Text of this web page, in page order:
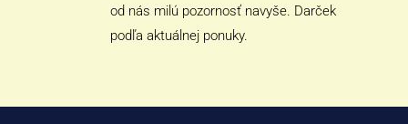
od nás milú pozornosť navyše. Darček
podľa aktuálnej ponuky.